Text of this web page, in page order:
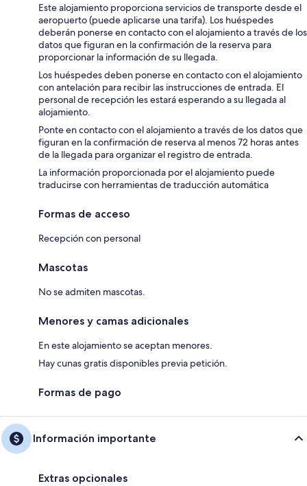
Este alojamiento proporciona servicios de transporte desde el
aeropuerto (puede aplicarse una tarifa). Los huéspedes
deberán ponerse en contacto con el alojamiento a través de los
datos que figuran en la confirmación de la reserva para
proporcionar la información de su llegada.
Los huéspedes deben ponerse en contacto con el alojamiento
con antelación para recibir las instrucciones de entrada. El
personal de recepción les estará esperando a su llegada al
alojamiento.
Ponte en contacto con el alojamiento a través de los datos que
figuran en la confirmación de reserva al menos 72 horas antes
de la llegada para organizar el registro de entrada.
La información proporcionada por el alojamiento puede
traducirse con herramientas de traducción automática
Formas de acceso
Recepción con personal
Mascotas
No se admiten mascotas.
Menores y camas adicionales
En este alojamiento se aceptan menores.
Hay cunas gratis disponibles previa petición.
Formas de pago
Información importante
Extras opcionales